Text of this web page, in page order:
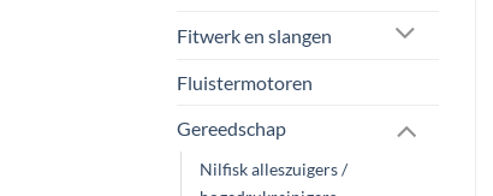
Fitwerk en slangen
Fluistermotoren
Gereedschap
Nilfisk alleszuigers /